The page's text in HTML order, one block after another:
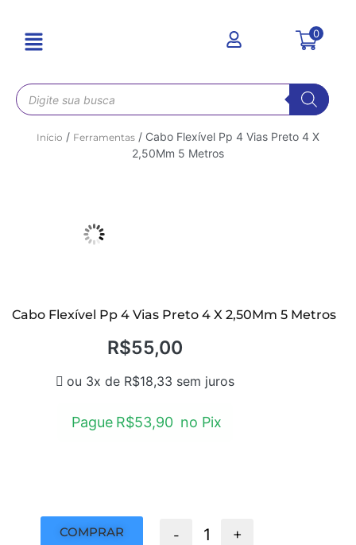
0
Início / Ferramentas / Cabo Flexível Pp 4 Vias Preto 4 X
2,50Mm 5 Metros
Cabo Flexível Pp 4 Vias Preto 4 X 2,50Mm 5 Metros
R$55,00
ou 3x de R$18,33 sem juros
Pague R$53,90 no Pix
- +
COMPRAR